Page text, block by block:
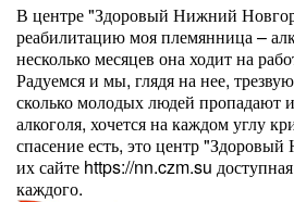
В центре "Здоровый Нижний
реабилитацию моя племянница –
несколько месяцев она ходит на
Радуемся и мы, глядя на нее,
сколько молодых людей пропадают
алкоголя, хочется на каждом углу
спасение есть, это центр
их сайте https://nn.czm.su
каждого.